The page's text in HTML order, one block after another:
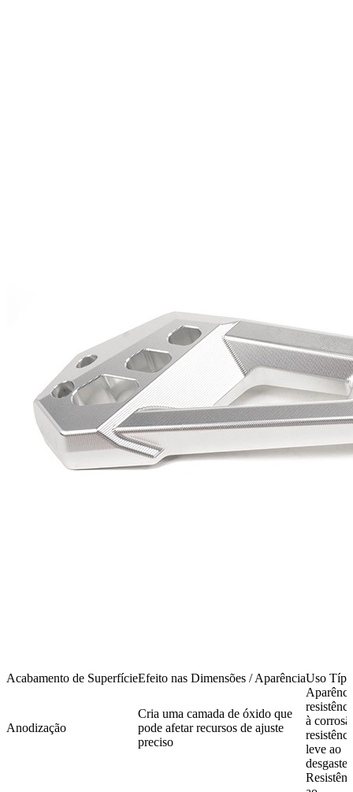
Acabamento de SuperfícieEfeito nas Dimensões / AparênciaUso
Anodização
Cria uma camada de óxido que
pode afetar recursos de ajuste
preciso
à
leve ao
desgaste